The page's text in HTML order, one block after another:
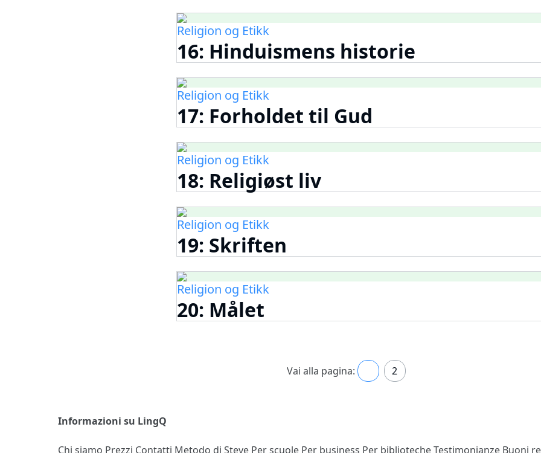
Religion og Etikk
16: Hinduismens historie
Religion og Etikk
17: Forholdet til Gud
Religion og Etikk
18: Religiøst liv
Religion og Etikk
19: Skriften
Religion og Etikk
20: Målet
Vai alla pagina: 2
Informazioni su LingQ
Chi siamo Prezzi Contatti Metodo di Steve Per scuole Per business Per bibliotecheTestimonianze Buoni